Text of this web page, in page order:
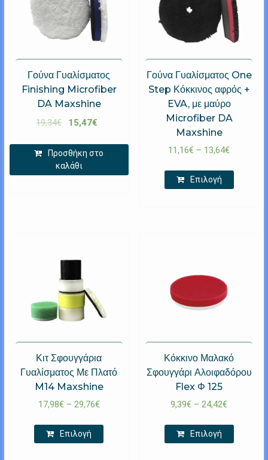
Γούνα Γυαλίσματος
Finishing Microfiber
DA Maxshine
19,34€ 15,47€
Προσθήκη στο
καλάθι
Γούνα Γυαλίσματος One
Step Κόκκινος αφρός +
EVA, με μαύρο
Microfiber DA
Maxshine
11,16€ – 13,64€
Επιλογή
Κιτ Σφουγγάρια
Γυαλίσματος Με Πλατό
M14 Maxshine
17,98€– 29,76€
Επιλογή
Κόκκινο Μαλακό
Σφουγγάρι Αλοιφαδόρου
Flex Φ 125
9,39€ –24,42€
Επιλογή